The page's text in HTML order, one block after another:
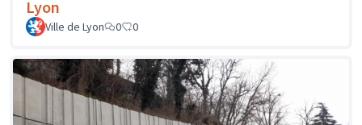
Lyon
Ville de Lyon 0 0